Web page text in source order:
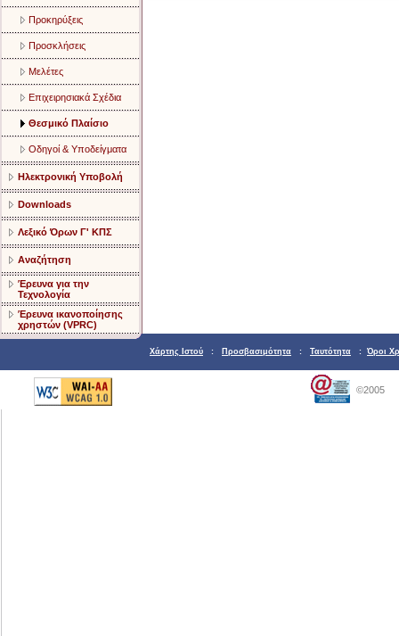
Προκηρύξεις
Προσκλήσεις
Μελέτες
Επιχειρησιακά Σχέδια
Θεσμικό Πλαίσιο
Οδηγοί & Υποδείγματα
Ηλεκτρονική Υποβολή
Downloads
Λεξικό Όρων Γ' ΚΠΣ
Αναζήτηση
Έρευνα για την
Τεχνολογία
Έρευνα ικανοποίησης
χρηστών (VPRC)
Χάρτης Ιστού : Προσβασιμότητα : Ταυτότητα : Όροι
©2005